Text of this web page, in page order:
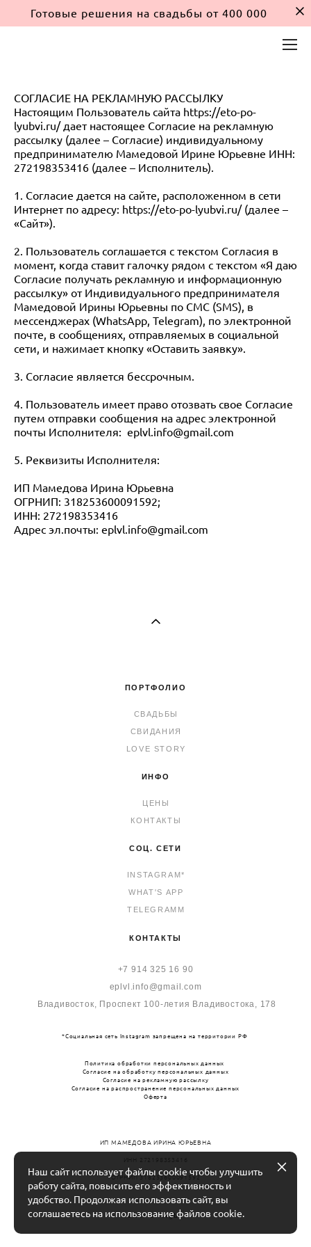
Готовые решения на свадьбы от 400 000
СОГЛАСИЕ НА РЕКЛАМНУЮ РАССЫЛКУ
Настоящим Пользователь сайта https://eto-po-
lyubvi.ru/ дает настоящее Согласие на рекламную
рассылку (далее – Согласие) индивидуальному
предпринимателю Мамедовой Ирине Юрьевне ИНН:
272198353416 (далее – Исполнитель).
1. Согласие дается на сайте, расположенном в сети
Интернет по адресу: https://eto-po-lyubvi.ru/ (далее –
«Сайт»).
2. Пользователь соглашается с текстом Согласия в
момент, когда ставит галочку рядом с текстом «Я даю
Согласие получать рекламную и информационную
рассылку» от Индивидуального предпринимателя
Мамедовой Ирины Юрьевны по СМС (SMS), в
мессенджерах (WhatsApp, Telegram), по электронной
почте, в сообщениях, отправляемых в социальной
сети, и нажимает кнопку «Оставить заявку».
3. Согласие является бессрочным.
4. Пользователь имеет право отозвать свое Согласие
путем отправки сообщения на адрес электронной
почты Исполнителя: eplvl.info@gmail.com
5. Реквизиты Исполнителя:
ИП Мамедова Ирина Юрьевна
ОГРНИП: 318253600091592;
ИНН: 272198353416
Адрес эл.почты: eplvl.info@gmail.com
ПОРТФОЛИО
СВАДЬБЫ
СВИДАНИЯ
LOVE STORY
ИНФО
ЦЕНЫ
КОНТАКТЫ
СОЦ. СЕТИ
INSTAGRAM*
WHAT'S APP
TELEGRAMM
КОНТАКТЫ
+7 914 325 16 90
eplvl.info@gmail.com
Владивосток, Проспект 100-летия Владивостока, 178
*Социальная сеть Instagram запрещена на территории РФ
Политика обработки персональных данных
Согласие на обработку персональных данных
Согласие на рекламную рассылку
Согласие на распространение персональных данных
Оферта
ИП МАМЕДОВА ИРИНА ЮРЬЕВНА
ОГРНИП 318253600091592
сайт от vigbo
Наш сайт использует файлы cookie чтобы улучшить
работу сайта, повысить его эффективность и
удобство. Продолжая использовать сайт, вы
соглашаетесь на использование файлов cookie.